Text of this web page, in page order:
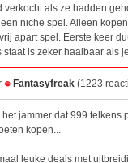
verkocht als ze hadden
niche spel. Alleen
apart spel. Eerste keer
staat is zeker haalbaar als
Fantasyfreak (1223
het jammer dat 999 telkens
kopen...
leuke deals met